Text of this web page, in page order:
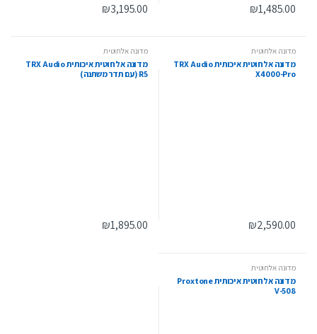
₪1,485.00
₪3,195.00
מדונה אלחוטית
מדונה אלחוטית איכותית TRX Audio
X4000-Pro
₪2,590.00
מדונה אלחוטית
מדונה אלחוטית איכותית TRX Audio
R5 (עם תדר משתנה)
₪1,895.00
מדונה אלחוטית
מדונה אלחוטית איכותית Proxtone
V-508